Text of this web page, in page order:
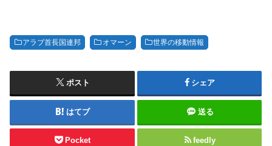
アラブ首長国連邦 オマーン 世界の移動情報
ポスト シェア
はてブ 送る
Pocket feedly